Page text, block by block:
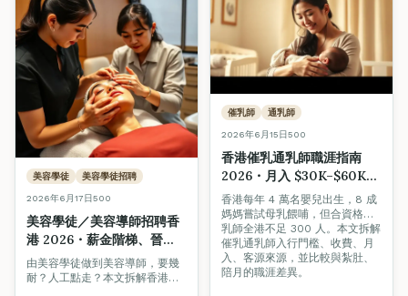
美容學徒 美容學徒招聘
2026年6月17日500
美容學徒／美容導師招聘香
港 2026・薪金階梯、晉
升、考牌完整路線
由美容學徒做到美容導師，要幾
耐？人工點走？本文拆解香港美
催乳師 通乳師
2026年6月15日500
香港催乳通乳師職涯指南
2026・月入 $30K–$60K+
的母嬰職業新藍海
香港每年 4 萬名嬰兒出生，8 成
媽媽嘗試母乳餵哺，但合資格催
乳師全港不足 300 人。本文拆解
催乳通乳師入行門檻、收費、月
入、客源來源，並比較與紮肚、
陪月的職涯差異。